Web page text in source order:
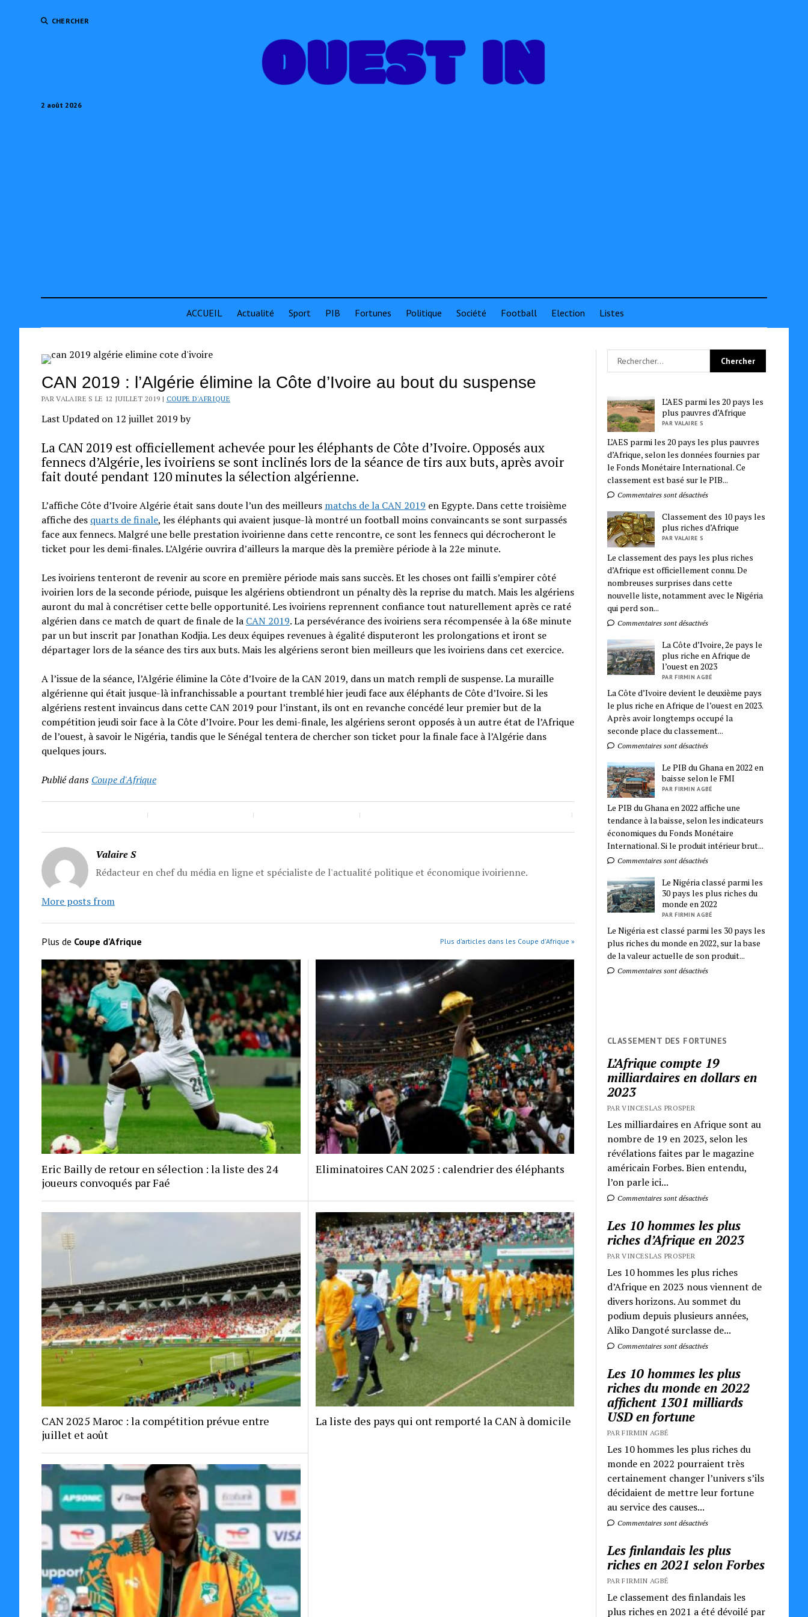
CHERCHER
2 août 2026
ACCUEIL Actualité Sport PIB Fortunes Politique Société Football Election Listes
CAN 2019 : l’Algérie élimine la Côte d’Ivoire au bout du suspense
PAR VALAIRE S LE 12 JUILLET 2019 | COUPE D'AFRIQUE
Last Updated on 12 juillet 2019 by
La CAN 2019 est officiellement achevée pour les éléphants de Côte d’Ivoire. Opposés aux
fennecs d’Algérie, les ivoiriens se sont inclinés lors de la séance de tirs aux buts, après avoir
fait douté pendant 120 minutes la sélection algérienne.
L’affiche Côte d’Ivoire Algérie était sans doute l’un des meilleurs matchs de la CAN 2019 en Egypte. Dans cette troisième
affiche des quarts de finale, les éléphants qui avaient jusque-là montré un football moins convaincants se sont surpassés
face aux fennecs. Malgré une belle prestation ivoirienne dans cette rencontre, ce sont les fennecs qui décrocheront le
ticket pour les demi-finales. L’Algérie ouvrira d’ailleurs la marque dès la première période à la 22e minute.
Les ivoiriens tenteront de revenir au score en première période mais sans succès. Et les choses ont failli s’empirer côté
ivoirien lors de la seconde période, puisque les algériens obtiendront un pénalty dès la reprise du match. Mais les algériens
auront du mal à concrétiser cette belle opportunité. Les ivoiriens reprennent confiance tout naturellement après ce raté
algérien dans ce match de quart de finale de la CAN 2019. La persévérance des ivoiriens sera récompensée à la 68e minute
par un but inscrit par Jonathan Kodjia. Les deux équipes revenues à égalité disputeront les prolongations et iront se
départager lors de la séance des tirs aux buts. Mais les algériens seront bien meilleurs que les ivoiriens dans cet exercice.
A l’issue de la séance, l’Algérie élimine la Côte d’Ivoire de la CAN 2019, dans un match rempli de suspense. La muraille
algérienne qui était jusque-là infranchissable a pourtant tremblé hier jeudi face aux éléphants de Côte d’Ivoire. Si les
algériens restent invaincus dans cette CAN 2019 pour l’instant, ils ont en revanche concédé leur premier but de la
compétition jeudi soir face à la Côte d’Ivoire. Pour les demi-finale, les algériens seront opposés à un autre état de l’Afrique
de l’ouest, à savoir le Nigéria, tandis que le Sénégal tentera de chercher son ticket pour la finale face à l’Algérie dans
quelques jours.
Publié dans Coupe d'Afrique
Valaire S
Rédacteur en chef du média en ligne et spécialiste de l'actualité politique et économique ivoirienne.
More posts from
Plus de Coupe d'Afrique Plus d’articles dans les Coupe d'Afrique »
Eric Bailly de retour en sélection : la liste des 24
joueurs convoqués par Faé
Eliminatoires CAN 2025 : calendrier des éléphants
CAN 2025 Maroc : la compétition prévue entre
juillet et août
La liste des pays qui ont remporté la CAN à domicile
L’AES parmi les 20 pays les
plus pauvres d’Afrique
PAR VALAIRE S
L’AES parmi les 20 pays les plus pauvres
d’Afrique, selon les données fournies par
le Fonds Monétaire International. Ce
classement est basé sur le PIB...
Commentaires sont désactivés
Classement des 10 pays les
plus riches d’Afrique
PAR VALAIRE S
Le classement des pays les plus riches
d’Afrique est officiellement connu. De
nombreuses surprises dans cette
nouvelle liste, notamment avec le Nigéria
qui perd son...
Commentaires sont désactivés
La Côte d’Ivoire, 2e pays le
plus riche en Afrique de
l’ouest en 2023
PAR FIRMIN AGBÉ
La Côte d’Ivoire devient le deuxième pays
le plus riche en Afrique de l’ouest en 2023.
Après avoir longtemps occupé la
seconde place du classement...
Commentaires sont désactivés
Le PIB du Ghana en 2022 en
baisse selon le FMI
PAR FIRMIN AGBÉ
Le PIB du Ghana en 2022 affiche une
tendance à la baisse, selon les indicateurs
économiques du Fonds Monétaire
International. Si le produit intérieur brut...
Commentaires sont désactivés
Le Nigéria classé parmi les
30 pays les plus riches du
monde en 2022
PAR FIRMIN AGBÉ
Le Nigéria est classé parmi les 30 pays les
plus riches du monde en 2022, sur la base
de la valeur actuelle de son produit...
Commentaires sont désactivés
CLASSEMENT DES FORTUNES
L’Afrique compte 19
milliardaires en dollars en
2023
PAR VINCESLAS PROSPER
Les milliardaires en Afrique sont au
nombre de 19 en 2023, selon les
révélations faites par le magazine
américain Forbes. Bien entendu,
l’on parle ici...
Commentaires sont désactivés
Les 10 hommes les plus
riches d’Afrique en 2023
PAR VINCESLAS PROSPER
Les 10 hommes les plus riches
d’Afrique en 2023 nous viennent de
divers horizons. Au sommet du
podium depuis plusieurs années,
Aliko Dangoté surclasse de...
Commentaires sont désactivés
Les 10 hommes les plus
riches du monde en 2022
affichent 1301 milliards
USD en fortune
PAR FIRMIN AGBÉ
Les 10 hommes les plus riches du
monde en 2022 pourraient très
certainement changer l’univers s’ils
décidaient de mettre leur fortune
au service des causes...
Commentaires sont désactivés
Les finlandais les plus
riches en 2021 selon Forbes
PAR FIRMIN AGBÉ
Le classement des finlandais les
plus riches en 2021 a été dévoilé par